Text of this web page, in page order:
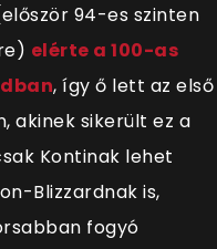
94-es szinten
elérte a 100-as
, így ő lett az első
akinek sikerült ez a
Kontinak lehet
Blizzardnak is,
fogyó